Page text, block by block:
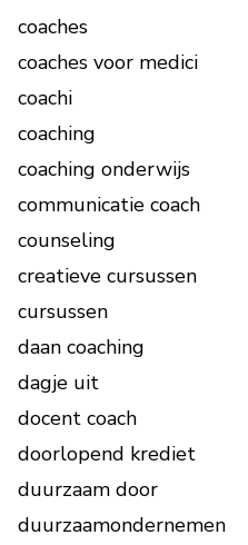
coaches
coaches voor medici
coachi
coaching
coaching onderwijs
communicatie coach
counseling
creatieve cursussen
cursussen
daan coaching
dagje uit
docent coach
doorlopend krediet
duurzaam door
duurzaamondernemen